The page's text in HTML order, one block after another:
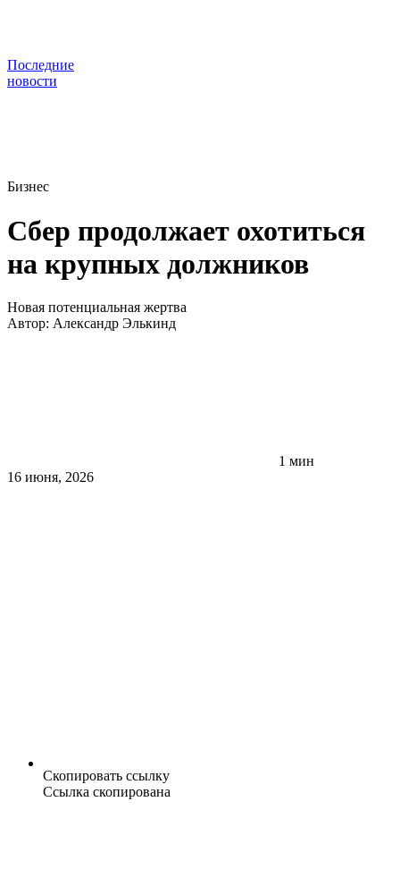
Последние
новости
Бизнес
Сбер продолжает охотиться
на крупных должников
Новая потенциальная жертва
Автор: Александр Элькинд
1 мин
16 июня, 2026
Скопировать ссылку
Ссылка скопирована